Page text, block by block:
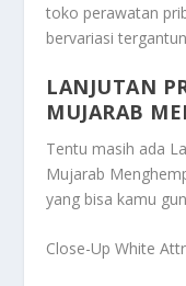
toko perawatan
bervariasi
LANJUTAN
MUJARAB
Tentu masih ada
Mujarab
yang bisa kamu
Close-Up White